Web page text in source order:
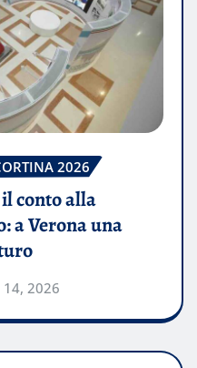
2026
conto alla
a Verona una
14, 2026